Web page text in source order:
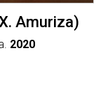
Amuriza)
2020